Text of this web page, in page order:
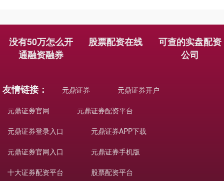
期指IC0 +1.27%
没有50万怎么开
通融资融券
股票配资在线
可查的实盘配资
公司
友情链接： 元鼎证券 元鼎证券开户
元鼎证券官网 元鼎证券配资平台
元鼎证券登录入口 元鼎证券APP下载
元鼎证券官网入口 元鼎证券手机版
十大证券配资平台 股票配资平台